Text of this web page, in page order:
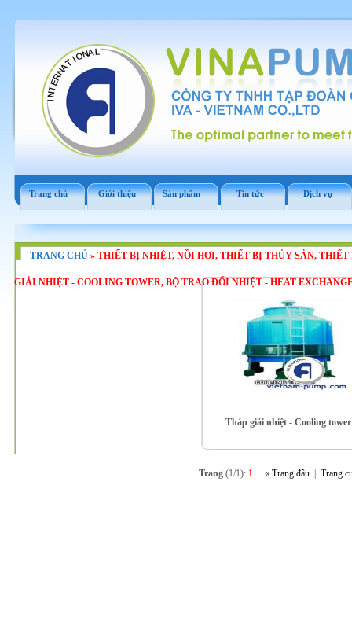
Trang chủ Giới thiệu Sản phẩm Tin tức Dịch vụ
TRANG CHỦ» THIẾT BỊ NHIỆT, NỒI HƠI, THIẾT BỊ THỦY SẢN, THIẾT
GIẢI NHIỆT - COOLING TOWER, BỘ TRAO ĐỔI NHIỆT - HEAT
Tháp giải nhiệt - Cooling tower
Trang (1/1):1 ... « Trang đầu Trang